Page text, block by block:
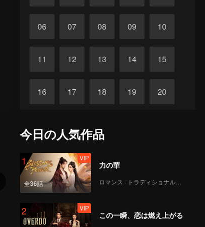
06 07 08 09 10
11 12 13 14 15
16 17 18 19 20
26 27
今日の人気作品
1
全36話
VIP
力の華
ロマンス · トラディショナル・コスチューム
2 VIP
この一瞬、恋は燃え上がる